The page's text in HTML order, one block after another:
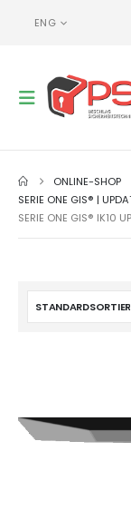
ENG
ONLINE-SHOP
SERIE ONE GIS® |
SERIE ONE GIS® IK10